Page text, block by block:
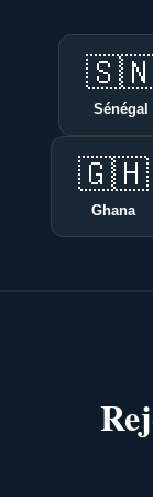
Sénégal
🇬🇭
Ghana